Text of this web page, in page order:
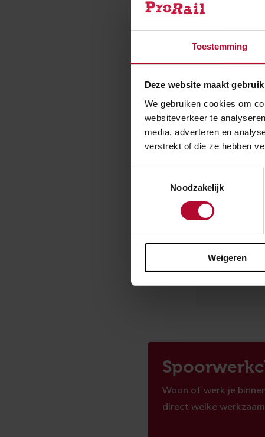
Toestemming
Deze website maakt
We gebruiken cookies om
websiteverkeer te
media, adverteren en
verstrekt of die ze hebben
Noodzakelijk
Weigeren
Bij een
raakten
zogeheten
Lees hier
Ben je
Woon of werk je
direct welke